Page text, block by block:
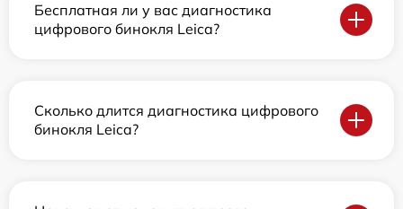
Бесплатная ли у вас диагностика
цифрового бинокля Leica?
Сколько длится диагностика цифрового
бинокля Leica?